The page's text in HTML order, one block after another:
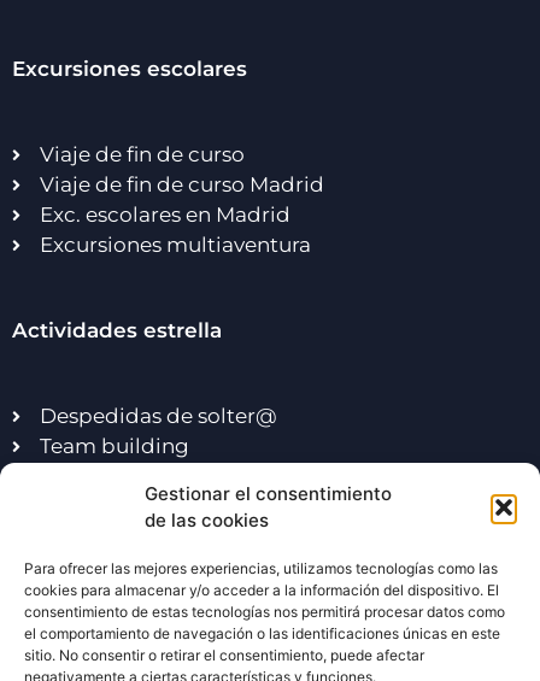
Gestionar el consentimiento
de las cookies
Para ofrecer las mejores experiencias, utilizamos tecnologías como las
cookies para almacenar y/o acceder a la información del dispositivo. El
consentimiento de estas tecnologías nos permitirá procesar datos como
el comportamiento de navegación o las identificaciones únicas en este
sitio. No consentir o retirar el consentimiento, puede afectar
negativamente a ciertas características y funciones.
Excursiones escolares
Viaje de fin de curso
Viaje de fin de curso Madrid
Exc. escolares en Madrid
Excursiones multiaventura
Actividades estrella
Despedidas de solter@
Team building
Actividades acuáticas